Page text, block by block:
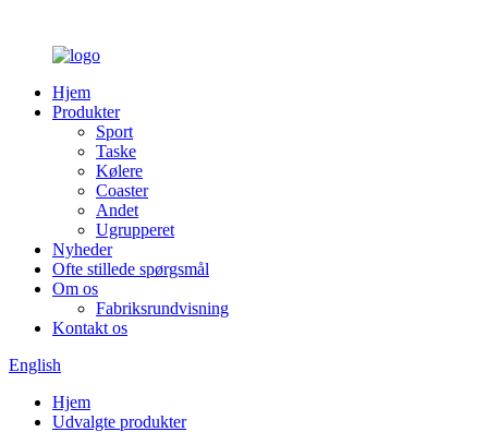
Hjem
Produkter
Sport
Taske
Kølere
Coaster
Andet
Ugrupperet
Nyheder
Ofte stillede spørgsmål
Om os
Fabriksrundvisning
Kontakt os
English
Hjem
Udvalgte produkter